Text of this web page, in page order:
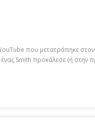
που μετατράπηκε στον
Smith προκάλεσε (ή στην